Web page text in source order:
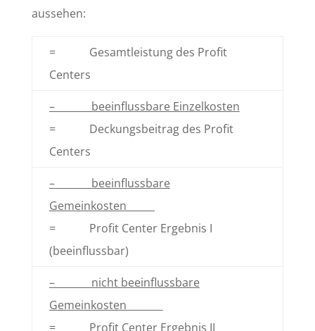
aussehen:
= Gesamtleistung des Profit
Centers
– beeinflussbare Einzelkosten
= Deckungsbeitrag des Profit
Centers
– beeinflussbare
Gemeinkosten
= Profit Center Ergebnis I
(beeinflussbar)
– nicht beeinflussbare
Gemeinkosten
= Profit Center Ergebnis II